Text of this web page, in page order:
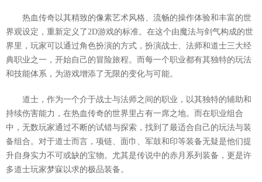
热血传奇以其精致的像素艺术风格、流畅的操作体验和丰富的世
界观设定，重新定义了2D游戏的标准。在这个由魔法与剑气构成的世
界里，玩家可以通过角色扮演的方式，扮演战士、法师和道士三大经
典职业之一，开始自己的冒险旅程。而每一个职业都有其独特的玩法
和技能体系，为游戏增添了无限的变化与可能。
道士，作为一个介于战士与法师之间的职业，以其独特的辅助和
持续伤害能力，在热血传奇的世界里占有一席之地。而在职业组合
中，无数玩家通过不断的试错与探索，找到了最适合自己的玩法与装
备组合。对于道士而言，项链、面巾、军鼓和印等装备无疑是他们提
升自身实力不可或缺的宝物。尤其是传说中的赤月系列装备，更是许
多道士玩家梦寐以求的极品装备。